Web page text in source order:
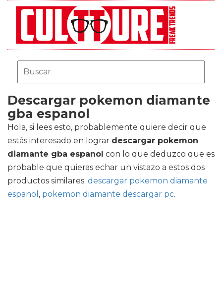
Descargar pokemon diamante
gba espanol
Hola, si lees esto, probablemente quiere decir que
estás interesado en lograr descargar pokemon
diamante gba espanol con lo que deduzco que es
probable que quieras echar un vistazo a estos dos
productos similares: descargar pokemon diamante
espanol , pokemon diamante descargar pc.